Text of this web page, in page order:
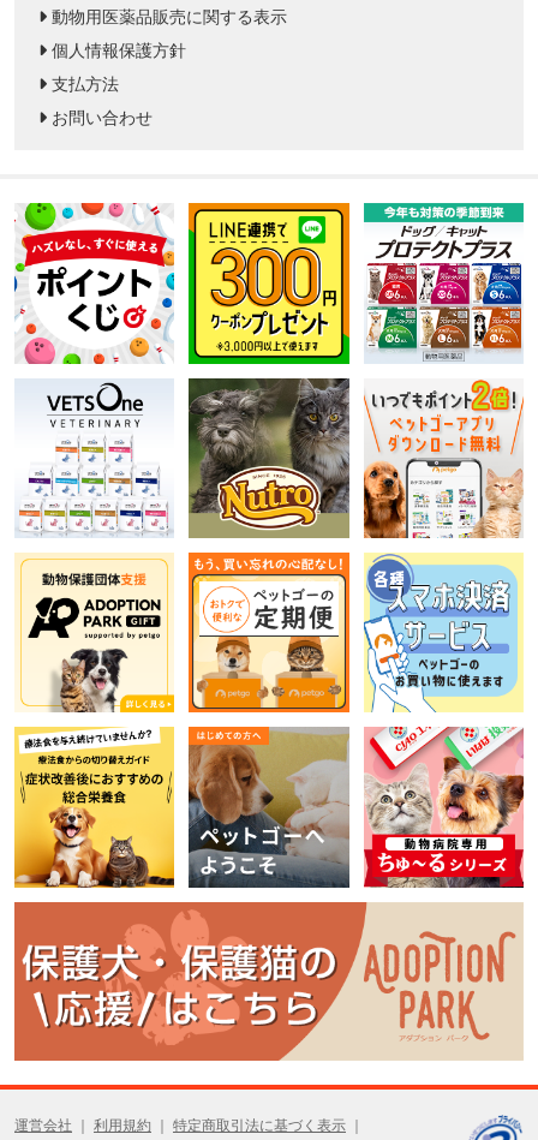
動物用医薬品販売に関する表示
個人情報保護方針
支払方法
お問い合わせ
運営会社 利用規約
特定商取引法に基づく表示